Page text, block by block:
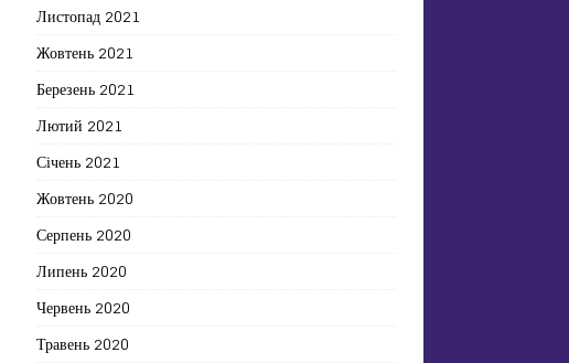
Листопад 2021
Жовтень 2021
Березень 2021
Лютий 2021
Січень 2021
Жовтень 2020
Серпень 2020
Липень 2020
Червень 2020
Травень 2020